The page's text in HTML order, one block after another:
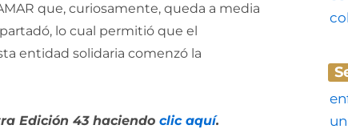
que, curiosamente, queda a media
lo cual permitió que el
entidad solidaria comenzó la
Edición 43 haciendo clic aquí.